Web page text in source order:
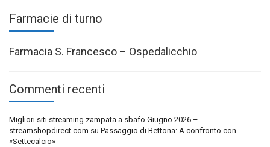
Farmacie di turno
Farmacia S. Francesco – Ospedalicchio
Commenti recenti
Migliori siti streaming zampata a sbafo Giugno 2026 –
streamshopdirect.com su Passaggio di Bettona: A confronto con
«Settecalcio»